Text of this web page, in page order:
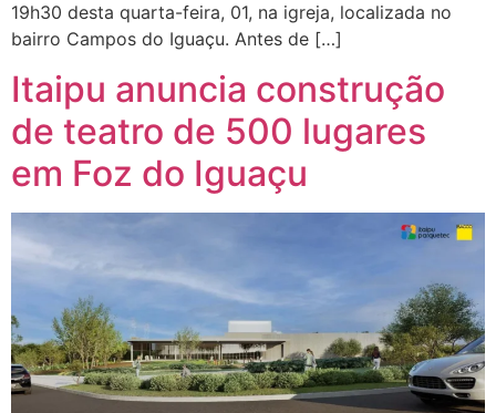
19h30 desta quarta-feira, 01, na igreja, localizada no
bairro Campos do Iguaçu. Antes de […]
Itaipu anuncia construção
de teatro de 500 lugares
em Foz do Iguaçu